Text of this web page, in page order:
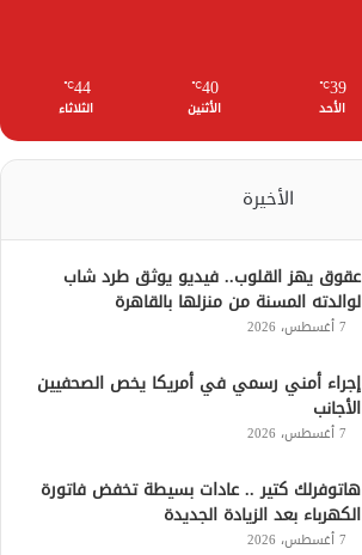
39
℃
الأحد
40
℃
الأثنين
44
℃
الثلاثاء
الأخيرة
عقوق يهز القلوب.. فيديو يوثق طرد شاب
لوالدته المسنة من منزلها بالقاهرة
7 أغسطس، 2026
إجراء أمني رسمي في أمريكا يخص الصحفيين
الأجانب
7 أغسطس، 2026
هاتوفرلك كتير .. عادات بسيطة تخفض فاتورة
الكهرباء بعد الزيادة الجديدة
7 أغسطس، 2026